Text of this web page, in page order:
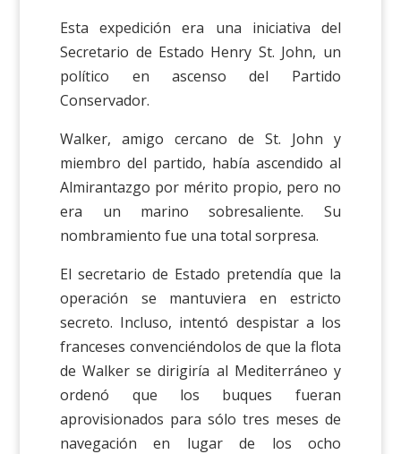
Esta expedición era una iniciativa del
Secretario de Estado Henry St. John, un
político en ascenso del Partido
Conservador.
Walker, amigo cercano de St. John y
miembro del partido, había ascendido al
Almirantazgo por mérito propio, pero no
era un marino sobresaliente. Su
nombramiento fue una total sorpresa.
El secretario de Estado pretendía que la
operación se mantuviera en estricto
secreto. Incluso, intentó despistar a los
franceses convenciéndolos de que la flota
de Walker se dirigiría al Mediterráneo y
ordenó que los buques fueran
aprovisionados para sólo tres meses de
navegación en lugar de los ocho